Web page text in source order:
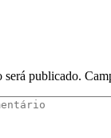
será publicado.